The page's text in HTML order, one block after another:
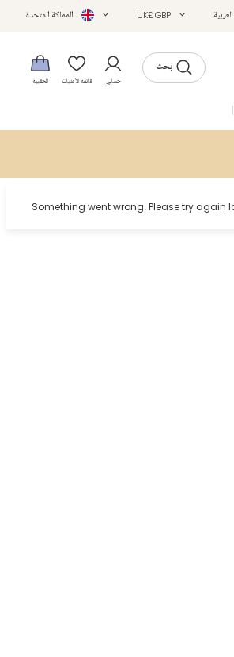
العربية UK£ GBP المملكة المتحدة
بحث
حسابي قائمة الأمنيات الحقيبة